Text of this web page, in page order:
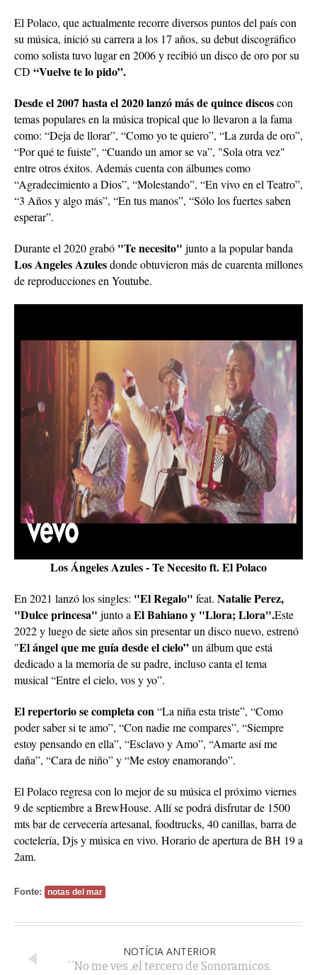
El Polaco, que actualmente recorre diversos puntos del país con
su música, inició su carrera a los 17 años, su debut discográfico
como solista tuvo lugar en 2006 y recibió un disco de oro por su
CD “Vuelve te lo pido”.
Desde el 2007 hasta el 2020 lanzó más de quince discoscon
temas populares en la música tropical que lo llevaron a la fama
como: “Deja de llorar”, “Como yo te quiero”, “La zurda de oro”,
“Por qué te fuiste”, “Cuando un amor se va”, "Sola otra vez"
entre otros éxitos. Además cuenta con álbumes como
“Agradecimiento a Dios”, “Molestando”, “En vivo en el Teatro”,
“3 Años y algo más”, “En tus manos”, “Sólo los fuertes saben
esperar”.
Durante el 2020 grabó "Te necesito" junto a la popular banda
Los Angeles Azulesdonde obtuvieron más de cuarenta millones
de reproducciones en Youtube.
Los Ángeles Azules - Te Necesito ft. El Polaco
En 2021 lanzó los singles: "El Regalo" feat. Natalie Perez,
"Dulce princesa" junto a El Bahiano y "Llora; Llora".Este
2022 y luego de siete años sin presentar un disco nuevo, estrenó
"El ángel que me guía desde el cielo”un álbum que está
dedicado a la memoria de su padre, incluso canta el tema
musical “Entre el cielo, vos y yo”.
El repertorio se completa con“La niña esta triste”, “Como
poder saber si te amo”, “Con nadie me compares”, “Siempre
estoy pensando en ella”, “Esclavo y Amo”, “Amarte así me
daña”, “Cara de niño” y “Me estoy enamorando”.
El Polaco regresa con lo mejor de su música el próximo viernes
9 de septiembre a BrewHouse. Allí se podrá disfrutar de 1500
mts bar de cervecería artesanal, foodtrucks, 40 canillas, barra de
coctelería, Djs y música en vivo. Horario de apertura de BH 19 a
2am.
Fonte: notas del mar
NOTÍCIA ANTERIOR
´´No me ves ,el tercero de Sonoramicos.